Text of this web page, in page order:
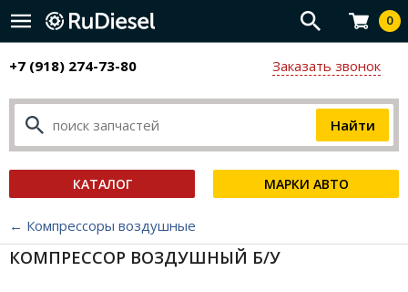
0
+7 (918) 274-73-80 Заказать звонок
КАТАЛОГ МАРКИ АВТО
← Компрессоры воздушные
КОМПРЕССОР ВОЗДУШНЫЙ Б/У